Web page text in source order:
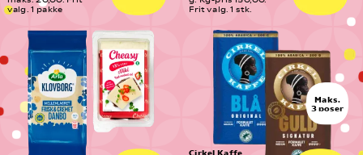
valg. 1 pakke Frit valg. 1 stk.
Cirkel Kaffe
Maks.
3 poser